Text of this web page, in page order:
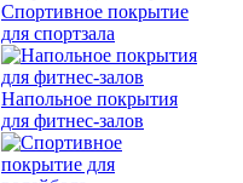
Спортивное покрытие
для спортзала
Напольное покрытия
для фитнес-залов